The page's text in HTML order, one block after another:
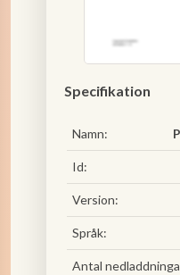
Specifikation
Namn:
Id:
Version:
Språk:
Antal